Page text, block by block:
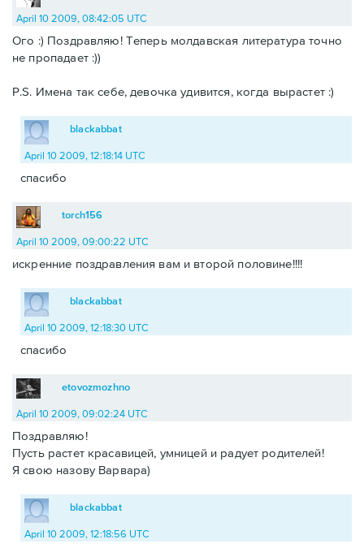
April 10 2009, 08:42:05 UTC
Ого :) Поздравляю! Теперь молдавская литература точно
не пропадает :))
P.S. Имена так себе, девочка удивится, когда вырастет :)
blackabbat
April 10 2009, 12:18:14 UTC
спасибо
torch156
April 10 2009, 09:00:22 UTC
искренние поздравления вам и второй половине!!!!
blackabbat
April 10 2009, 12:18:30 UTC
спасибо
etovozmozhno
April 10 2009, 09:02:24 UTC
Поздравляю!
Пусть растет красавицей, умницей и радует родителей!
Я свою назову Варвара)
blackabbat
April 10 2009, 12:18:56 UTC